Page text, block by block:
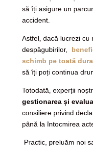
să îți asigure un
accident.
Astfel, dacă lucrezi cu
despăgubirilor,
schimb pe toată
să îți poți continua
Totodată, experții
gestionarea și
consiliere privind
până la întocmirea
Practic, preluăm noi